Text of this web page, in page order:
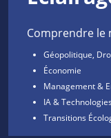
Comprendre le
Géopolitique,
Économie
Management &
IA & Technologies
Transitions